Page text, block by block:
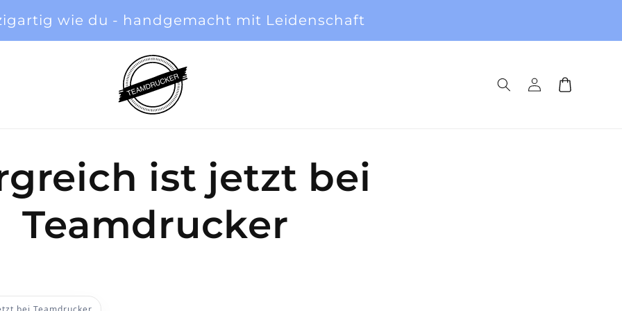
wie du - handgemacht mit Leidenschaft
EinloggenWarenkorb
ist jetzt bei
Teamdrucker